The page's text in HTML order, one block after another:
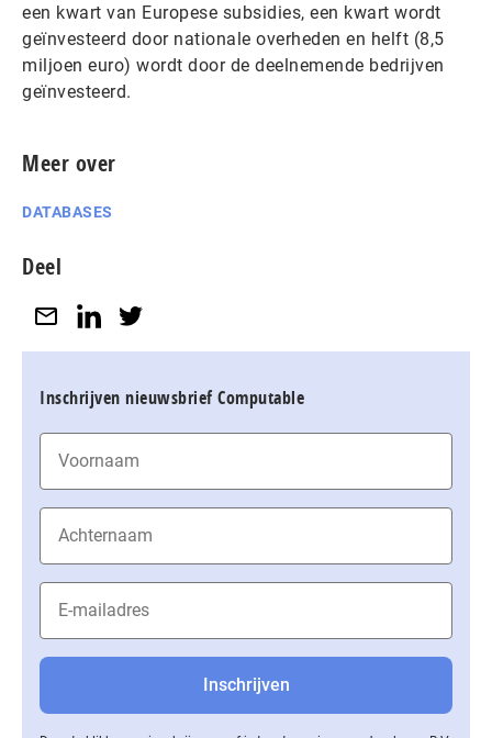
een kwart van Europese subsidies, een kwart wordt
geïnvesteerd door nationale overheden en helft (8,5
miljoen euro) wordt door de deelnemende bedrijven
geïnvesteerd.
Meer over
DATABASES
Deel
Inschrijven nieuwsbrief Computable